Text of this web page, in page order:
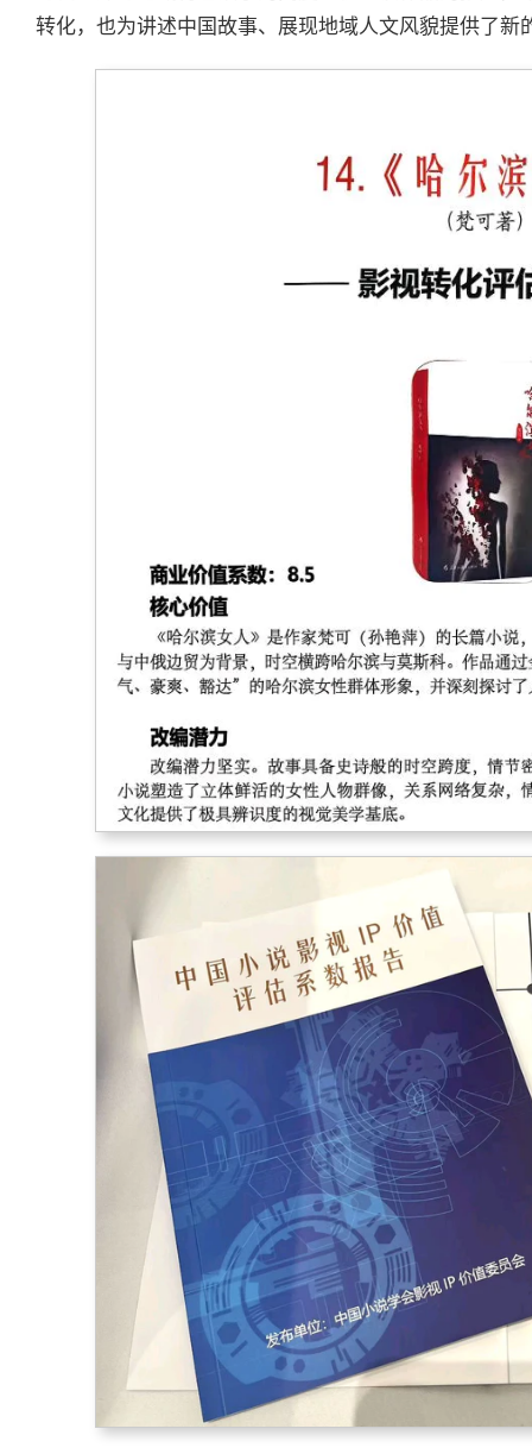
转化，也为讲述中国故事、展现地域人文风貌提供了新